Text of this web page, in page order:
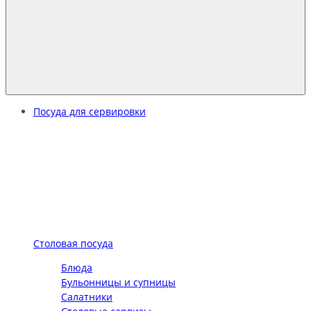
Посуда для сервировки
Столовая посуда
Блюда
Бульонницы и супницы
Салатники